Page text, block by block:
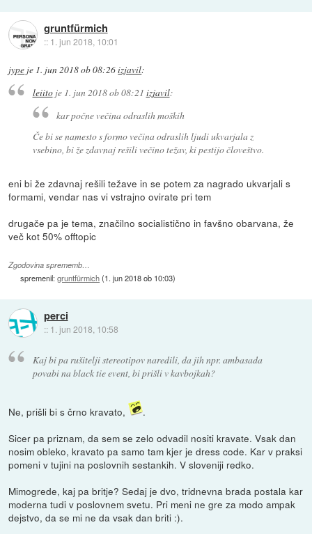
gruntfürmich
:: 1. jun 2018, 10:01
jype je 1. jun 2018 ob 08:26izjavil:
leiitoje 1. jun 2018 ob 08:21 izjavil:
kar počne večina odraslih moških
Če bi se namesto s formo večina odraslih ljudi ukvarjala z
vsebino, bi že zdavnaj rešili večino težav, ki pestijo človeštvo.
eni bi že zdavnaj rešili težave in se potem za nagrado ukvarjali s
formami, vendar nas vi vstrajno ovirate pri tem
drugače pa je tema, značilno socialistično in favšno obarvana, že
več kot 50% offtopic
Zgodovina sprememb…
spremenil:gruntfürmich(1. jun 2018 ob 10:03)
perci
:: 1. jun 2018, 10:58
Kaj bi pa rušitelji stereotipov naredili, da jih npr. ambasada
povabi na black tie event, bi prišli v kavbojkah?
Ne, prišli bi s črno kravato,
.
Sicer pa priznam, da sem se zelo odvadil nositi kravate. Vsak dan
nosim obleko, kravato pa samo tam kjer je dress code. Kar v praksi
pomeni v tujini na poslovnih sestankih. V sloveniji redko.
Mimogrede, kaj pa britje? Sedaj je dvo, tridnevna brada postala kar
moderna tudi v poslovnem svetu. Pri meni ne gre za modo ampak
dejstvo, da se mi ne da vsak dan briti :).